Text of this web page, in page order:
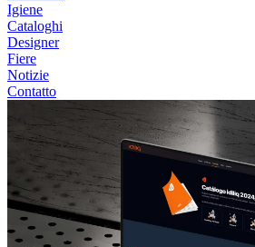
Igiene
Cataloghi
Designer
Fiere
Notizie
Contatto